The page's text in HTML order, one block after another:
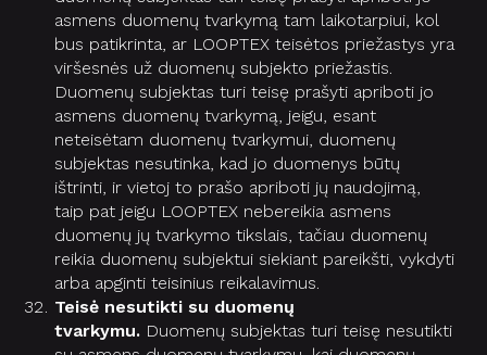
asmens duomenų tvarkymą tam laikotarpiui, kol
bus patikrinta, ar LOOPTEX teisėtos priežastys yra
viršesnės už duomenų subjekto priežastis.
Duomenų subjektas turi teisę prašyti apriboti jo
asmens duomenų tvarkymą, jeigu, esant
neteisėtam duomenų tvarkymui, duomenų
subjektas nesutinka, kad jo duomenys būtų
ištrinti, ir vietoj to prašo apriboti jų naudojimą,
taip pat jeigu LOOPTEX nebereikia asmens
duomenų jų tvarkymo tikslais, tačiau duomenų
reikia duomenų subjektui siekiant pareikšti, vykdyti
arba apginti teisinius reikalavimus.
Teisė nesutikti su duomenų
tvarkymu. Duomenų subjektas turi teisę nesutikti